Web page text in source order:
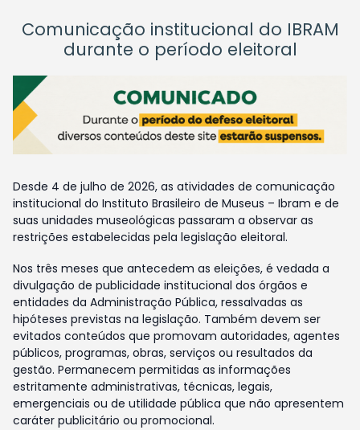
Comunicação institucional do IBRAM
durante o período eleitoral
Desde 4 de julho de 2026, as atividades de comunicação
institucional do Instituto Brasileiro de Museus – Ibram e de
suas unidades museológicas passaram a observar as
restrições estabelecidas pela legislação eleitoral.
Nos três meses que antecedem as eleições, é vedada a
divulgação de publicidade institucional dos órgãos e
entidades da Administração Pública, ressalvadas as
hipóteses previstas na legislação. Também devem ser
evitados conteúdos que promovam autoridades, agentes
públicos, programas, obras, serviços ou resultados da
gestão. Permanecem permitidas as informações
estritamente administrativas, técnicas, legais,
emergenciais ou de utilidade pública que não apresentem
caráter publicitário ou promocional.